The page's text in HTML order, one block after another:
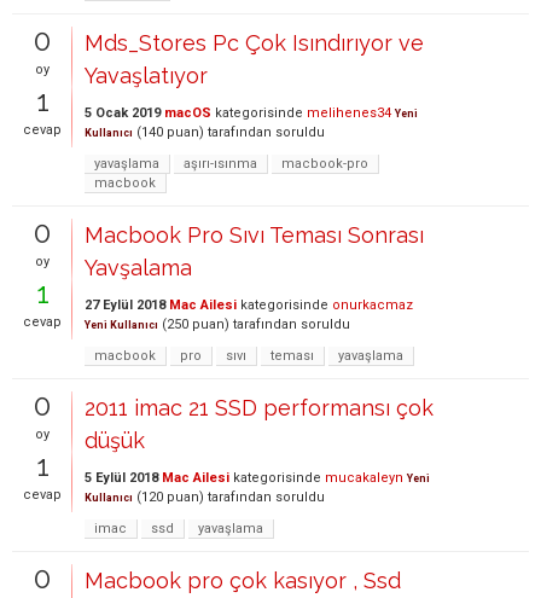
0
oy
1
cevap
Mds_Stores Pc Çok Isındırıyor ve
Yavaşlatıyor
5 Ocak 2019 macOS kategorisinde melihenes34 Yeni
Kullanıcı (140 puan) tarafından soruldu
yavaşlama
aşırı-ısınma
macbook-pro
macbook
0
oy
1
cevap
Macbook Pro Sıvı Teması Sonrası
Yavşalama
27 Eylül 2018 Mac Ailesi kategorisinde onurkacmaz
Yeni Kullanıcı (250 puan) tarafından soruldu
macbook
pro sıvı teması yavaşlama
0
oy
1
cevap
2011 imac 21 SSD performansı çok
düşük
5 Eylül 2018 Mac Ailesi kategorisinde mucakaleyn Yeni
Kullanıcı (120 puan) tarafından soruldu
imac
ssd yavaşlama
0
Macbook pro çok kasıyor , Ssd